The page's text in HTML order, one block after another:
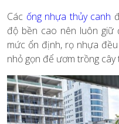
Các ống nhựa thủy canh
độ bền cao nên luôn giữ
mức ổn định, rọ nhựa
nhỏ gọn để ươm trồng cây